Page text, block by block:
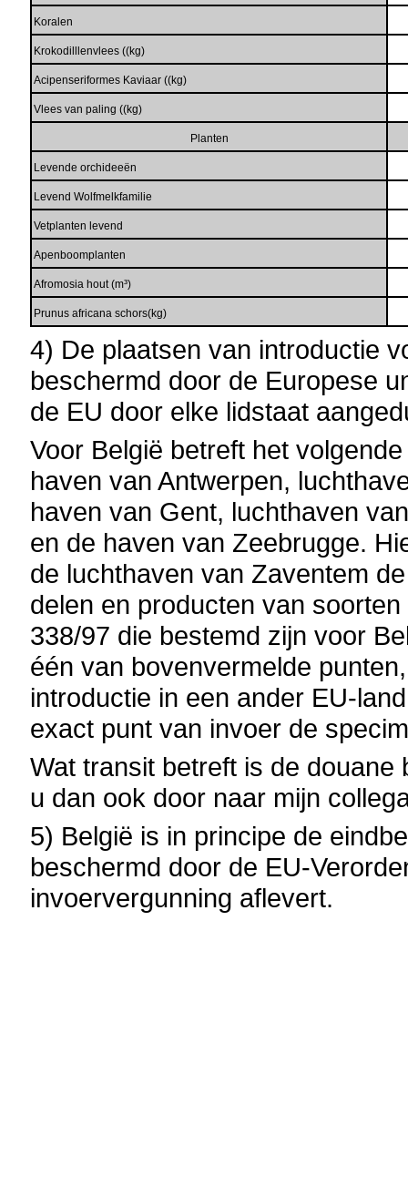
Koralen
Krokodilllenvlees ((kg)
Acipenseriformes Kaviaar ((kg)
Vlees van paling ((kg)
Planten
Levende orchideeën
Levend Wolfmelkfamilie
Vetplanten levend
Apenboomplanten
Afromosia hout (m³)
Prunus africana schors(kg)
4) De plaatsen van introductie
beschermd door de Europese
de EU door elke lidstaat
Voor België betreft het
haven van Antwerpen,
haven van Gent, luchthaven
en de haven van Zeebrugge.
de luchthaven van Zaventem
delen en producten van
338/97 die bestemd zijn voor
één van bovenvermelde
introductie in een ander EU-
exact punt van invoer de
Wat transit betreft is de
u dan ook door naar mijn
5) België is in principe de
beschermd door de EU-
invoervergunning aflevert.